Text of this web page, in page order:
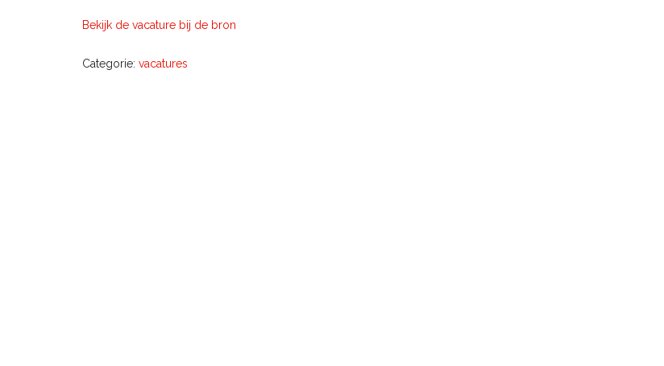
Bekijk de vacature bij de bron
Categorie: vacatures